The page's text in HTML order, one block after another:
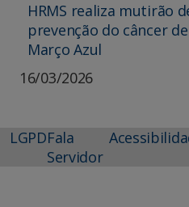
HRMS realiza mutirão
prevenção do câncer
Março Azul
16/03/2026
LGPDFala
Servidor